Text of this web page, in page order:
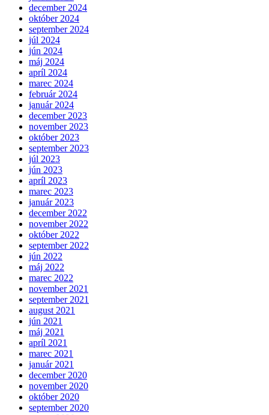
december 2024
október 2024
september 2024
júl 2024
jún 2024
máj 2024
apríl 2024
marec 2024
február 2024
január 2024
december 2023
november 2023
október 2023
september 2023
júl 2023
jún 2023
apríl 2023
marec 2023
január 2023
december 2022
november 2022
október 2022
september 2022
jún 2022
máj 2022
marec 2022
november 2021
september 2021
august 2021
jún 2021
máj 2021
apríl 2021
marec 2021
január 2021
december 2020
november 2020
október 2020
september 2020